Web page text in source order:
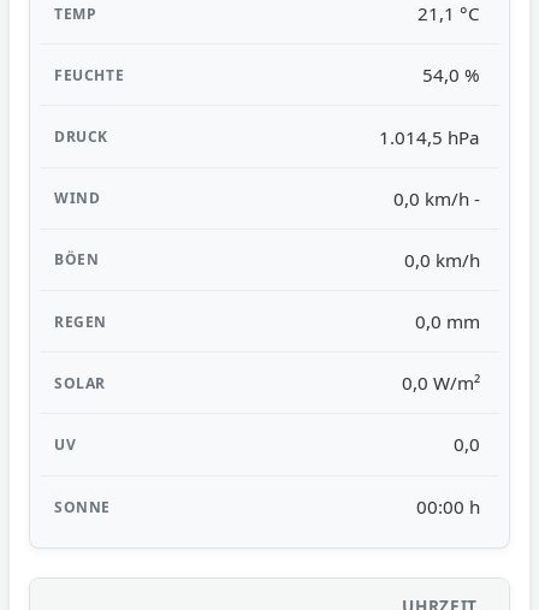
21,1 °C
54,0 %
1.014,5 hPa
0,0 km/h -
0,0 km/h
0,0 mm
0,0 W/m²
0,0
00:00 h